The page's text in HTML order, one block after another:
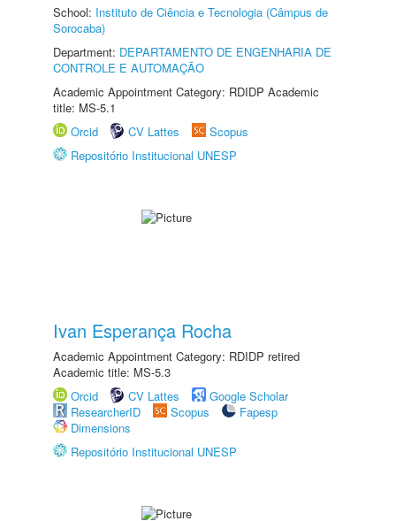
School: Instituto de Ciência e Tecnologia (Câmpus de
Sorocaba)
Department: DEPARTAMENTO DE ENGENHARIA DE
CONTROLE E AUTOMAÇÃO
Academic Appointment Category: RDIDP Academic
title: MS-5.1
Orcid
CV Lattes
Scopus
Repositório Institucional UNESP
Ivan Esperança Rocha
Academic Appointment Category: RDIDP retired
Academic title: MS-5.3
Orcid
CV Lattes
Google Scholar
ResearcherID
Scopus
Fapesp
Dimensions
Repositório Institucional UNESP